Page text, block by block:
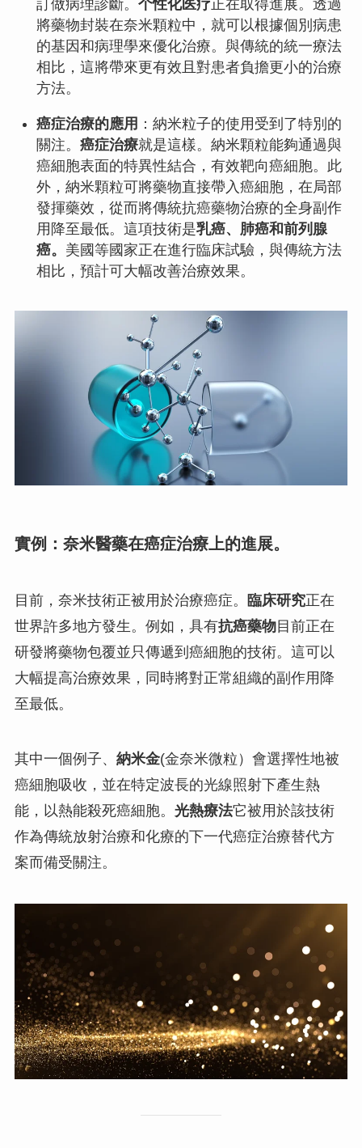
訂做病理診斷。 个性化医疗 正在取得進展。透過
將藥物封裝在奈米顆粒中，就可以根據個別病患
的基因和病理學來優化治療。與傳統的統一療法
相比，這將帶來更有效且對患者負擔更小的治療
方法。
癌症治療的應用 ：納米粒子的使用受到了特別的
關注。 癌症治療就是這樣。納米顆粒能夠通過與
癌細胞表面的特異性結合，有效靶向癌細胞。此
外，納米顆粒可將藥物直接帶入癌細胞，在局部
發揮藥效，從而將傳統抗癌藥物治療的全身副作
用降至最低。這項技術是乳癌、肺癌和前列腺
癌。 美國等國家正在進行臨床試驗，與傳統方法
相比，預計可大幅改善治療效果。
實例：奈米醫藥在癌症治療上的進展。
目前，奈米技術正被用於治療癌症。 臨床研究正在
世界許多地方發生。例如，具有抗癌藥物目前正在
研發將藥物包覆並只傳遞到癌細胞的技術。這可以
大幅提高治療效果，同時將對正常組織的副作用降
至最低。
其中一個例子、 納米金(金奈米微粒）會選擇性地被
癌細胞吸收，並在特定波長的光線照射下產生熱
能，以熱能殺死癌細胞。 光熱療法它被用於該技術
作為傳統放射治療和化療的下一代癌症治療替代方
案而備受關注。